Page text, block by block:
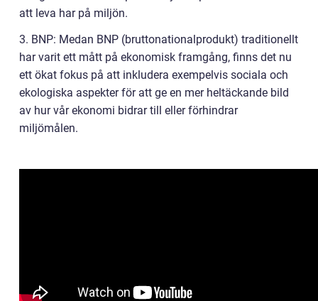
att leva har på miljön.
3. BNP: Medan BNP (bruttonationalprodukt) traditionellt
har varit ett mått på ekonomisk framgång, finns det nu
ett ökat fokus på att inkludera exempelvis sociala och
ekologiska aspekter för att ge en mer heltäckande bild
av hur vår ekonomi bidrar till eller förhindrar
miljömålen.